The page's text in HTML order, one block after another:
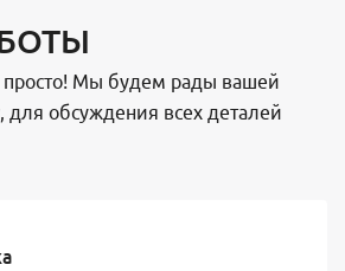
просто! Мы будем рады вашей
для обсуждения всех деталей